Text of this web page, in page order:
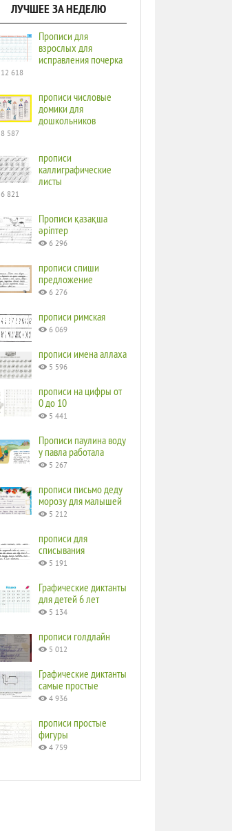
ЛУЧШЕЕ ЗА НЕДЕЛЮ
Прописи для
взрослых для
исправления почерка
12 618
прописи числовые
домики для
дошкольников
8 587
прописи
каллиграфические
листы
6 821
Прописи қазақша
әріптер
6 296
прописи спиши
предложение
6 276
прописи римская
6 069
прописи имена аллаха
5 596
прописи на цифры от
0 до 10
5 441
Прописи паулина воду
у павла работала
5 267
прописи письмо деду
морозу для малышей
5 212
прописи для
списывания
5 191
Графические диктанты
для детей 6 лет
5 134
прописи голдлайн
5 012
Графические диктанты
самые простые
4 936
прописи простые
фигуры
4 759